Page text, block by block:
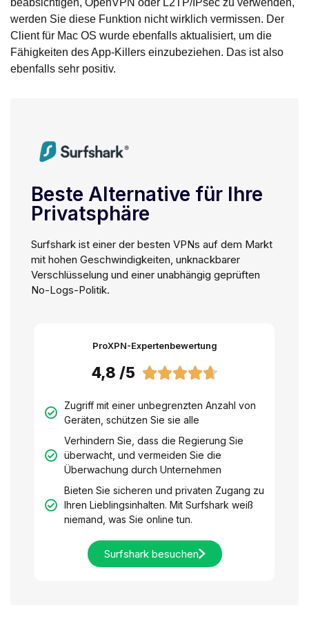
beabsichtigen, OpenVPN oder L2TP/IPsec zu verwenden,
werden Sie diese Funktion nicht wirklich vermissen. Der
Client für Mac OS wurde ebenfalls aktualisiert, um die
Fähigkeiten des App-Killers einzubeziehen. Das ist also
ebenfalls sehr positiv.
Beste Alternative für Ihre
Privatsphäre
Surfshark ist einer der besten VPNs auf dem Markt
mit hohen Geschwindigkeiten, unknackbarer
Verschlüsselung und einer unabhängig geprüften
No-Logs-Politik.
ProXPN-Expertenbewertung
4,8 /5 
Zugriff mit einer unbegrenzten Anzahl von
Geräten, schützen Sie sie alle
Verhindern Sie, dass die Regierung Sie
überwacht, und vermeiden Sie die
Überwachung durch Unternehmen
Bieten Sie sicheren und privaten Zugang zu
Ihren Lieblingsinhalten. Mit Surfshark weiß
niemand, was Sie online tun.
Surfshark besuchen